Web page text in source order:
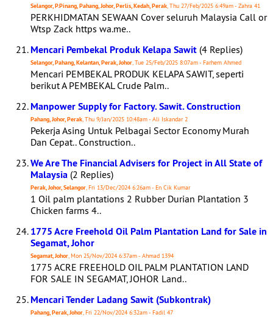
Selangor, P.Pinang, Pahang, Johor, Perlis, Kedah, Perak, Thu 27/Feb/2025 6:49am - Zahra 41
PERKHIDMATAN SEWAAN Cover seluruh Malaysia Call or
Wtsp Zack https wa.me..
Mencari Pembekal Produk Kelapa Sawit (4 Replies)
Selangor, Pahang, Kelantan, Perak, Johor, Tue 25/Feb/2025 8:07am - Farhem Ahmed
Mencari PEMBEKAL PRODUK KELAPA SAWIT, seperti
berikut A PEMBEKAL Crude Palm..
Manpower Supply for Factory. Sawit. Construction
Pahang, Johor, Perak, Thu 9/Jan/2025 10:48am - Ali Iskandar 2
Pekerja Asing Untuk Pelbagai Sector Economy Murah
Dan Cepat.. Construction..
We Are The Financial Advisers for Project in All State of
Malaysia (2 Replies)
Perak, Johor, Selangor, Fri 13/Dec/2024 6:26am - En Cik Kumar
1 Oil palm plantations 2 Rubber Durian Plantation 3
Chicken farms 4..
1775 Acre Freehold Oil Palm Plantation Land for Sale in
Segamat, Johor
Segamat, Johor, Mon 25/Nov/2024 6:37am - Ahmad 1394
1775 ACRE FREEHOLD OIL PALM PLANTATION LAND
FOR SALE IN SEGAMAT, JOHOR Land..
Mencari Tender Ladang Sawit (Subkontrak)
Pahang, Perak, Johor, Fri 22/Nov/2024 6:32am - Fadil 47